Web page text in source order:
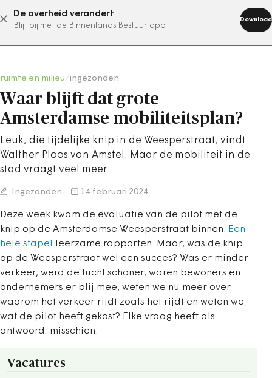
De overheid verandert
Blijf bij met de Binnenlands Bestuur app
Download
abonneer nu
ruimte en milieu ingezonden
Waar blijft dat grote
Amsterdamse mobiliteitsplan?
Leuk, die tijdelijke knip in de Weesperstraat, vindt
Walther Ploos van Amstel. Maar de mobiliteit in de
stad vraagt veel meer.
Ingezonden 14 februari 2024
Deze week kwam de evaluatie van de pilot met de
knip op de Amsterdamse Weesperstraat binnen. Een
hele stapel
leerzame rapporten. Maar, was de knip
op de Weesperstraat wel een succes? Was er minder
verkeer, werd de lucht schoner, waren bewoners en
ondernemers er blij mee, weten we nu meer over
waarom het verkeer rijdt zoals het rijdt en weten we
wat de pilot heeft gekost? Elke vraag heeft als
antwoord: misschien.
Vacatures